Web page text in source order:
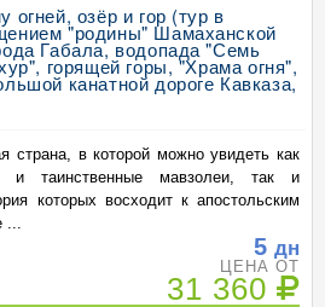
огней, озёр и гор (тур в
"родины" Шамаханской
Габала, водопада "Семь
горящей горы, "Храма огня",
канатной дороге Кавказа,
страна, в которой можно увидеть как
и таинственные мавзолеи, так и
которых восходит к апостольским
...
5 дн
ЦЕНА ОТ
31 360